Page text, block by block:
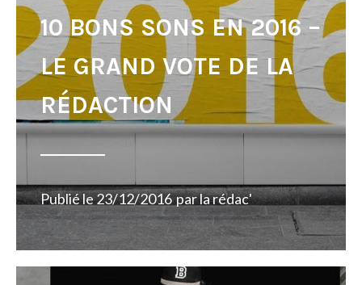
10 BONS SONS EN 2016 –
LE GRAND VOTE DE LA
RÉDACTION
Publié le23/12/2016 parla rédac'